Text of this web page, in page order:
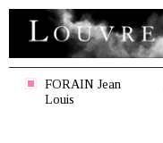
FORAIN Jean
Louis